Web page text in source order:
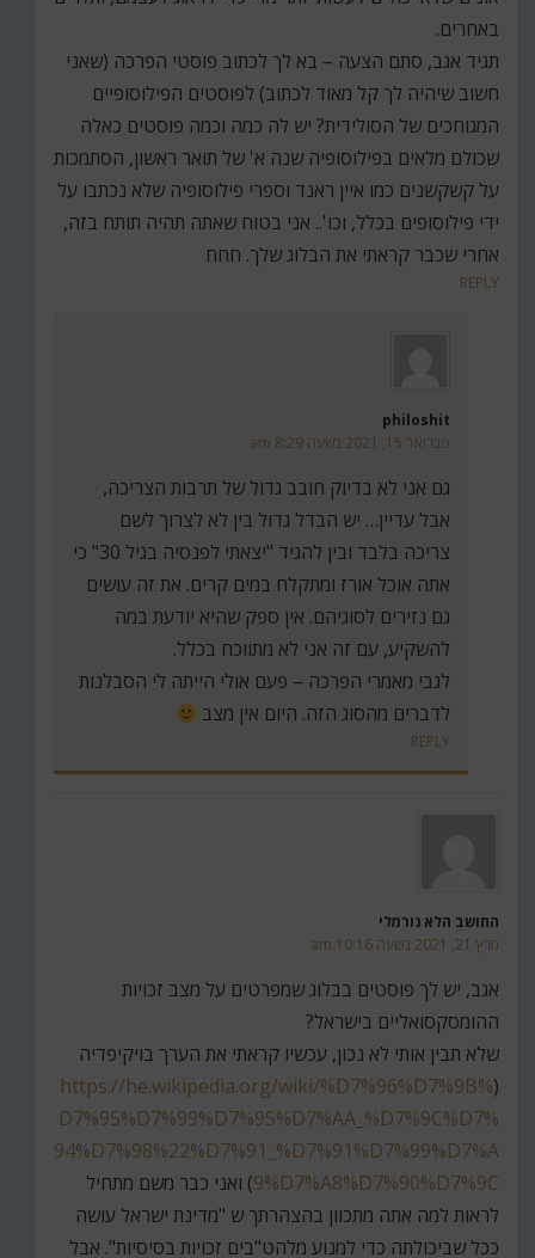
באחרים.
תגיד אגב, סתם הצעה – בא לך לכתוב פוסטי הפרכה (שאני
חשוב שיהיה לך קל מאוד לכתוב) לפוסטים הפילוסופיים
המגוחכים של הסולידית? יש לה כמה וכמה פוסטים כאלה
שכולם מלאים בפילוסופיה שנה א' של תואר ראשון, הסתמכות
על קשקשנים כמו איין ראנד וספרי פילוסופיה שלא נכתבו על
ידי פילוסופים בכלל, וכו'.. אני בטוח שאתה תהיה תותח בזה,
אחרי שכבר קראתי את הבלוג שלך. חחח
REPLY
philoshit
פברואר 15, 2021 בשעה 8:29 am
גם אני לא בדיוק חובב גדול של תרבות הצריכה,
אבל עדיין… יש הבדל גדול בין לא לצרוך לשם
צריכה בלבד ובין להגיד "יצאתי לפנסיה בגיל 30" כי
אתה אוכל אורז ומתקלח במים קרים. את זה עושים
גם נזירים לסוגיהם. אין ספק שהיא יודעת במה
להשקיע, עם זה אני לא מתווכח בכלל.
לגבי מאמרי הפרכה – פעם אולי הייתה לי הסבלנות
לדברים מהסוג הזה. היום אין מצב
REPLY
החושב הלא נורמלי
מרץ 21, 2021 בשעה 10:16 am
אגב, יש לך פוסטים בבלוג שמפרטים על מצב זכויות
ההומסקסואליים בישראל?
שלא תבין אותי לא נכון, עכשיו קראתי את הערך בויקיפדיה
(
https://he.wikipedia.org/wiki/%D7%96%D7%9B%
D7%95%D7%99%D7%95%D7%AA_%D7%9C%D7%
94%D7%98%22%D7%91_%D7%91%D7%99%D7%A
9%D7%A8%D7%90%D7%9C) ואני כבר משם מתחיל
לראות למה אתה מתכוון בהצהרתך ש "מדינת ישראל עושה
ככל שביכולתה כדי למנוע מלהט"בים זכויות בסיסיות". אבל